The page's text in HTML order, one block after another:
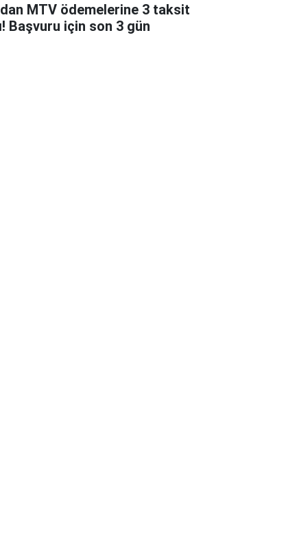
MTV ödemelerine 3 taksit
Başvuru için son 3 gün